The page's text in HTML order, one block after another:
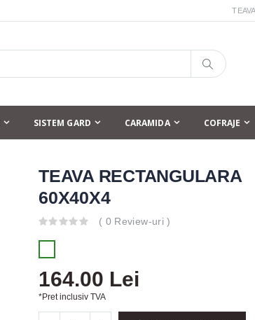
SISTEM GARD CARAMIDA COFRAJE
TEAVA RECTANGULARA
60X40X4
( 0 Review-uri )
164.00 Lei
*Pret inclusiv TVA